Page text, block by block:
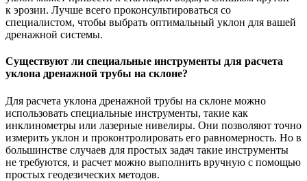
к эрозии. Лучше всего проконсультироваться со
специалистом, чтобы выбрать оптимальный уклон для вашей
дренажной системы.
Существуют ли специальные инструменты для расчета
уклона дренажной трубы на склоне?
Для расчета уклона дренажной трубы на склоне можно
использовать специальные инструменты, такие как
инклинометры или лазерные нивелиры. Они позволяют точно
измерить уклон и проконтролировать его равномерность. Но в
большинстве случаев для простых задач такие инструменты
не требуются, и расчет можно выполнить вручную с помощью
простых геодезических методов.